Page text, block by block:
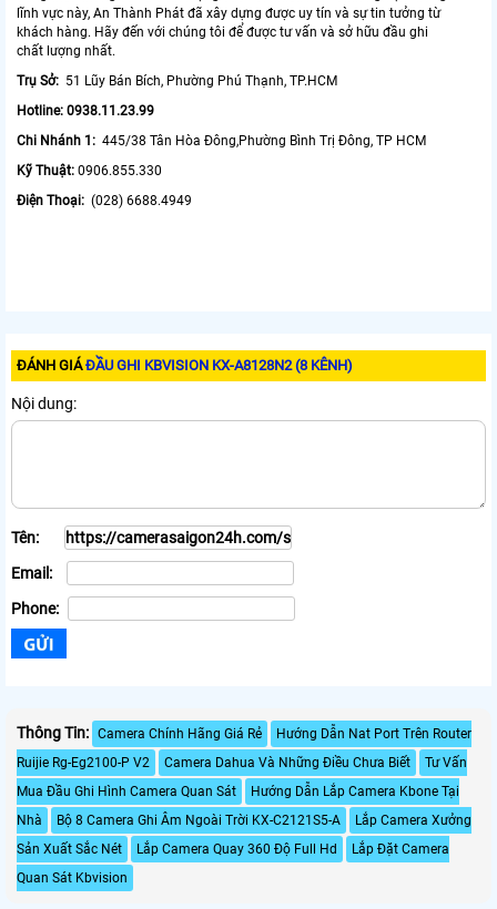
lĩnh vực này, An Thành Phát đã xây dựng được uy tín và sự tin tưởng từ
khách hàng. Hãy đến với chúng tôi để được tư vấn và sở hữu đầu ghi
chất lượng nhất.
Trụ Sở: 51 Lũy Bán Bích, Phường Phú Thạnh, TP.HCM
Hotline: 0938.11.23.99
Chi Nhánh 1: 445/38 Tân Hòa Đông,Phường Bình Trị Đông, TP HCM
Kỹ Thuật: 0906.855.330
Điện Thoại: (028) 6688.4949
ĐÁNH GIÁĐẦU GHI KBVISION KX-A8128N2 (8 KÊNH)
Nội dung:
Tên:
Email:
Phone:
Thông Tin: Camera Chính Hãng Giá Rẻ
Hướng Dẫn Nat Port Trên Router
Ruijie Rg-Eg2100-P V2
Camera Dahua Và Những Điều Chưa Biết
Tư Vấn
Mua Đầu Ghi Hình Camera Quan Sát
Hướng Dẫn Lắp Camera Kbone Tại
Nhà
Bộ 8 Camera Ghi Âm Ngoài Trời KX-C2121S5-A
Lắp Camera Xưởng
Sản Xuất Sắc Nét
Lắp Camera Quay 360 Độ Full Hd
Lắp Đặt Camera
Quan Sát Kbvision